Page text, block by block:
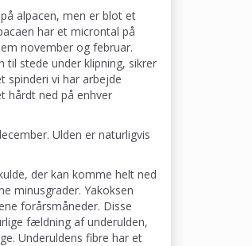
alpacen, men er blot et
har et microntal på
november og februar.
til stede under klipning, sikrer
spinderi vi har arbejde
hårdt ned på enhver
Ulden er naturligvis
der kan komme helt ned
minusgrader. Yakoksen
forårsmåneder. Disse
fældning af underulden,
Underuldens fibre har et